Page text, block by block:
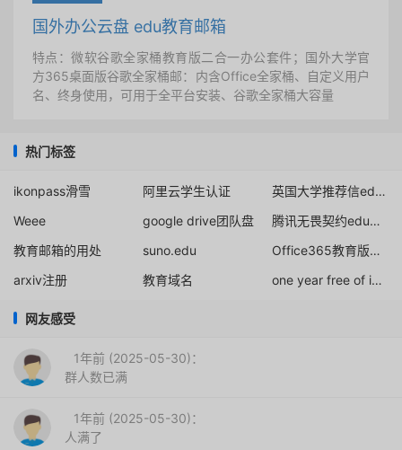
国外办公云盘 edu教育邮箱
特点：微软谷歌全家桶教育版二合一办公套件；国外大学官
方365桌面版谷歌全家桶邮：内含Office全家桶、自定义用户
名、终身使用，可用于全平台安装、谷歌全家桶大容量
热门标签
ikonpass滑雪 阿里云学生认证
英国大学推荐信edu邮箱免费注册申请
Weee
google drive团队盘
腾讯无畏契约edu邮箱认证
教育邮箱的用处
suno.edu
Office365教育版免费申请
arxiv注册
教育域名 one year free of iAsk Pro
网友感受
1年前 (2025-05-30)：
群人数已满
1年前 (2025-05-30)：
人满了